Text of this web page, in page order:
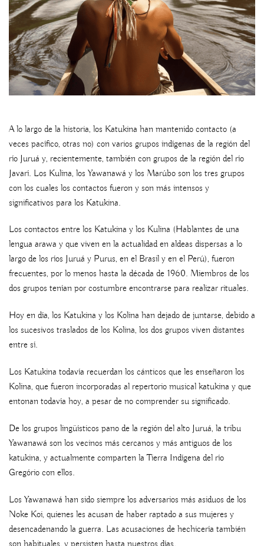
A lo largo de la historia, los Katukina han mantenido contacto (a
veces pacífico, otras no) con varios grupos indígenas de la región del
río Juruá y, recientemente, también con grupos de la región del río
Javarí. Los Kulina, los Yawanawá y los Marúbo son los tres grupos
con los cuales los contactos fueron y son más intensos y
significativos para los Katukina.
Los contactos entre los Katukina y los Kulina (Hablantes de una
lengua arawa y que viven en la actualidad en aldeas dispersas a lo
largo de los ríos Juruá y Purus, en el Brasil y en el Perú), fueron
frecuentes, por lo menos hasta la década de 1960. Miembros de los
dos grupos tenían por costumbre encontrarse para realizar rituales.
Hoy en día, los Katukina y los Kolina han dejado de juntarse, debido a
los sucesivos traslados de los Kolina, los dos grupos viven distantes
entre sí.
Los Katukina todavía recuerdan los cánticos que les enseñaron los
Kolina, que fueron incorporadas al repertorio musical katukina y que
entonan todavía hoy, a pesar de no comprender su significado.
De los grupos lingüísticos pano de la región del alto Juruá, la tribu
Yawanawá son los vecinos más cercanos y más antiguos de los
katukina, y actualmente comparten la Tierra Indígena del río
Gregório con ellos.
Los Yawanawá han sido siempre los adversarios más asiduos de los
Noke Koi, quienes les acusan de haber raptado a sus mujeres y
desencadenando la guerra. Las acusaciones de hechicería también